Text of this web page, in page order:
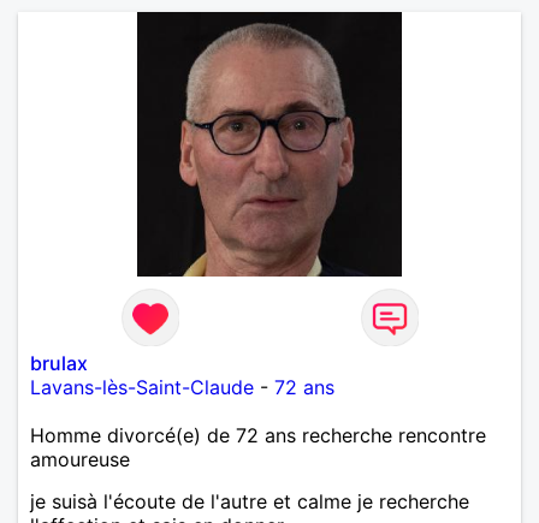
brulax
Lavans-lès-Saint-Claude - 72 ans
Homme divorcé(e) de 72 ans recherche rencontre
amoureuse
je suisà l'écoute de l'autre et calme je recherche